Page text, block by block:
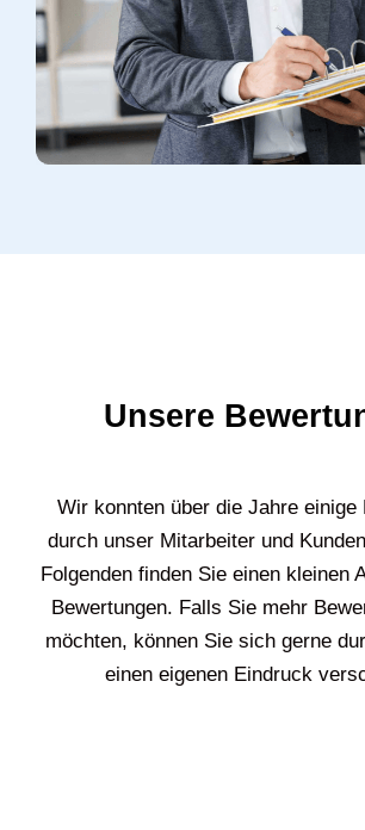
Unsere
Wir konnten über die Jahre einige
durch unser Mitarbeiter und
Folgenden finden Sie einen kleinen
Bewertungen. Falls Sie mehr
möchten, können Sie sich gerne
einen eigenen Eindruck